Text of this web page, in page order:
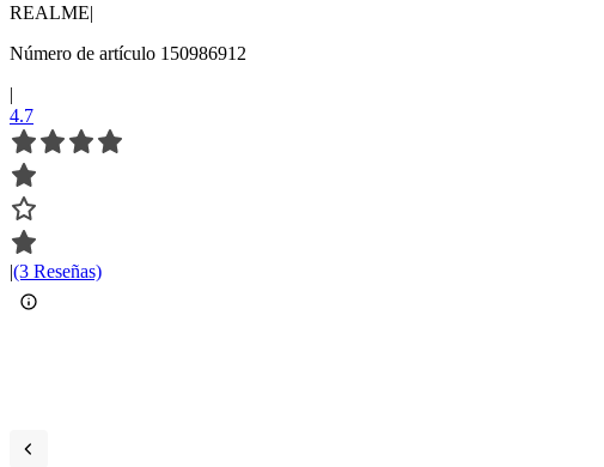
REALME|
Número de artículo 150986912
|
4.7
|(3 Reseñas)